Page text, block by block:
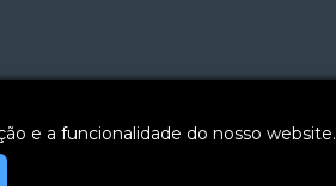
e a funcionalidade do nosso website.